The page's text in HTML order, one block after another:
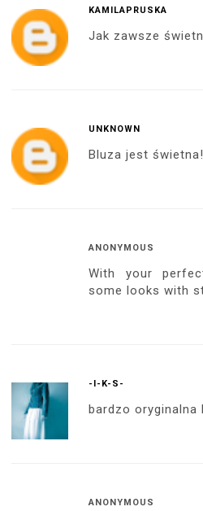
KAMILAPRUSKA
Jak zawsze
UNKNOWN
Bluza jest świetna!
ANONYMOUS
With your
some looks with
-I-K-S-
bardzo oryginalna
ANONYMOUS